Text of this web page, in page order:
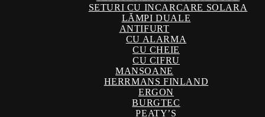
SETURI CU INCARCARE SOLARA
LĂMPI DUALE
ANTIFURT
CU ALARMA
CU CHEIE
CU CIFRU
MANSOANE
HERRMANS FINLAND
ERGON
BURGTEC
PEATY’S